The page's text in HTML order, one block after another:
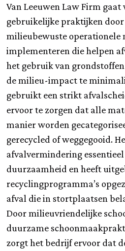
Van Leeuwen Law Firm gaat
gebruikelijke praktijken door
milieubewuste operationele
implementeren die helpen
het gebruik van
de milieu-impact te
gebruikt een strikt
ervoor te zorgen dat alle
manier worden
gerecycled of weggegooid.
afvalvermindering
duurzaamheid en heeft
recyclingprogramma’s
afval die in stortplaatsen
Door milieuvriendelijke
duurzame
zorgt het bedrijf ervoor dat